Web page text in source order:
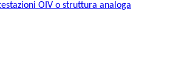
OIV o struttura analoga